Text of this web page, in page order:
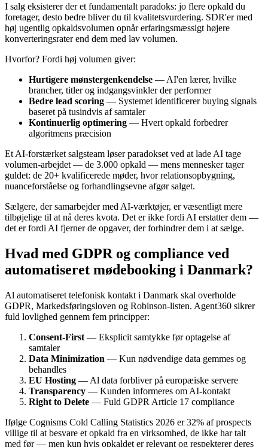
I salg eksisterer der et fundamentalt paradoks: jo flere opkald du
foretager, desto bedre bliver du til kvalitetsvurdering. SDR'er med
høj ugentlig opkaldsvolumen opnår erfaringsmæssigt højere
konverteringsrater end dem med lav volumen.
Hvorfor? Fordi høj volumen giver:
Hurtigere mønstergenkendelse — AI'en lærer, hvilke
brancher, titler og indgangsvinkler der performer
Bedre lead scoring — Systemet identificerer buying signals
baseret på tusindvis af samtaler
Kontinuerlig optimering — Hvert opkald forbedrer
algoritmens præcision
Et AI-forstærket salgsteam løser paradokset ved at lade AI tage
volumen-arbejdet — de 3.000 opkald — mens mennesker tager
guldet: de 20+ kvalificerede møder, hvor relationsopbygning,
nuanceforståelse og forhandlingsevne afgør salget.
Sælgere, der samarbejder med AI-værktøjer, er væsentligt mere
tilbøjelige til at nå deres kvota. Det er ikke fordi AI erstatter dem —
det er fordi AI fjerner de opgaver, der forhindrer dem i at sælge.
Hvad med GDPR og compliance ved
automatiseret mødebooking i Danmark?
Al automatiseret telefonisk kontakt i Danmark skal overholde
GDPR, Markedsføringsloven og Robinson-listen. Agent360 sikrer
fuld lovlighed gennem fem principper:
Consent-First — Eksplicit samtykke før optagelse af
samtaler
Data Minimization — Kun nødvendige data gemmes og
behandles
EU Hosting — Al data forbliver på europæiske servere
Transparency — Kunden informeres om AI-kontakt
Right to Delete — Fuld GDPR Article 17 compliance
Ifølge Cognisms Cold Calling Statistics 2026 er 32% af prospects
villige til at besvare et opkald fra en virksomhed, de ikke har talt
med før — men kun hvis opkaldet er relevant og respekterer deres